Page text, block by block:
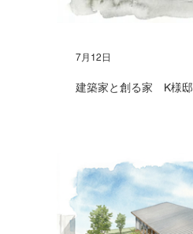
建築家と創る家 K様邸
7月12日